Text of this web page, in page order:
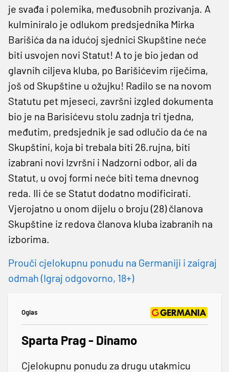
je svađa i polemika, međusobnih prozivanja. A
kulminiralo je odlukom predsjednika Mirka
Barišića da na idućoj sjednici Skupštine neće
biti usvojen novi Statut! A to je bio jedan od
glavnih ciljeva kluba, po Barišićevim riječima,
još od Skupštine u ožujku! Radilo se na novom
Statutu pet mjeseci, završni izgled dokumenta
bio je na Barisićevu stolu zadnja tri tjedna,
međutim, predsjednik je sad odlučio da će na
Skupštini, koja bi trebala biti 26.rujna, biti
izabrani novi Izvršni i Nadzorni odbor, ali da
Statut, u ovoj formi neće biti tema dnevnog
reda. Ili će se Statut dodatno modificirati.
Vjerojatno u onom dijelu o broju (28) članova
Skupštine iz redova članova kluba izabranih na
izborima.
Prouči cjelokupnu ponudu na Germaniji i zaigraj
odmah (Igraj odgovorno, 18+)
Oglas
Sparta Prag - Dinamo
Cjelokupnu ponudu za drugu utakmicu